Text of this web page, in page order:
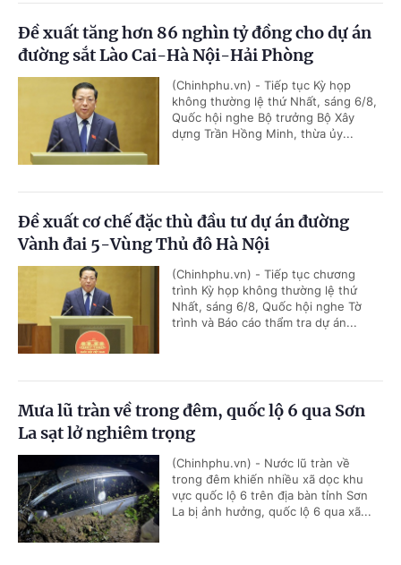
Đề xuất tăng hơn 86 nghìn tỷ đồng cho dự án
đường sắt Lào Cai-Hà Nội-Hải Phòng
(Chinhphu.vn) - Tiếp tục Kỳ họp
không thường lệ thứ Nhất, sáng 6/8,
Quốc hội nghe Bộ trưởng Bộ Xây
dựng Trần Hồng Minh, thừa ủy...
Đề xuất cơ chế đặc thù đầu tư dự án đường
Vành đai 5-Vùng Thủ đô Hà Nội
(Chinhphu.vn) - Tiếp tục chương
trình Kỳ họp không thường lệ thứ
Nhất, sáng 6/8, Quốc hội nghe Tờ
trình và Báo cáo thẩm tra dự án...
Mưa lũ tràn về trong đêm, quốc lộ 6 qua Sơn
La sạt lở nghiêm trọng
(Chinhphu.vn) - Nước lũ tràn về
trong đêm khiến nhiều xã dọc khu
vực quốc lộ 6 trên địa bàn tỉnh Sơn
La bị ảnh hưởng, quốc lộ 6 qua xã...